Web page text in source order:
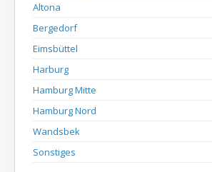
Kontakt
Altona
Bergedorf
Eimsbüttel
Harburg
Hamburg Mitte
Hamburg Nord
Wandsbek
Sonstiges